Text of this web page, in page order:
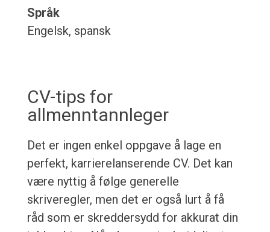
Språk
Engelsk, spansk
CV-tips for
allmenntannleger
Det er ingen enkel oppgave å lage en
perfekt, karrierelanserende CV. Det kan
være nyttig å følge generelle
skriveregler, men det er også lurt å få
råd som er skreddersydd for akkurat din